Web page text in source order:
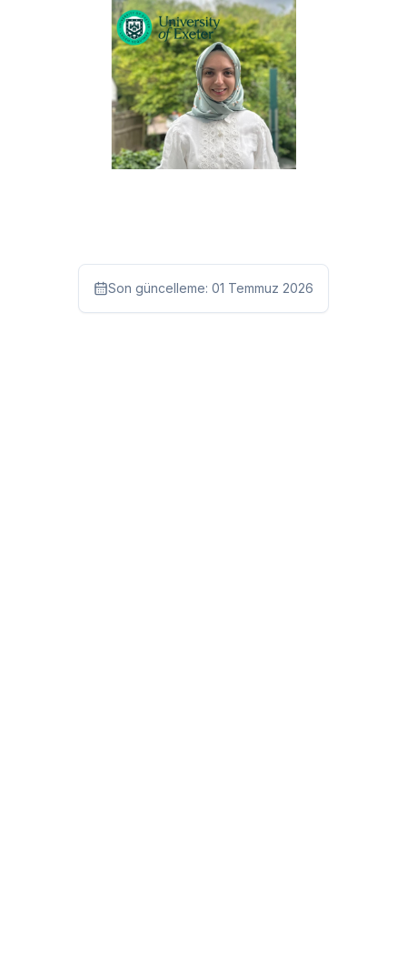
Son güncelleme: 01 Temmuz 2026